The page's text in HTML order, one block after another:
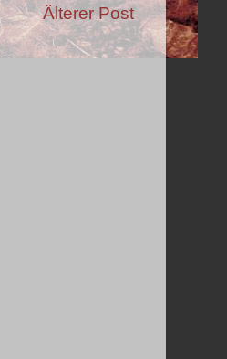
Älterer Post